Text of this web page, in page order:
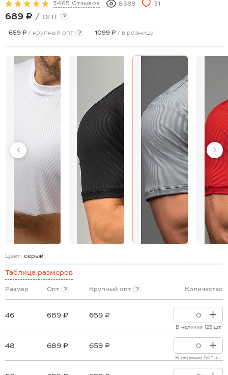
3465 Отзывов 8388 31
689 ₽ / опт ?
659 ₽ / крупный опт ? 1099 ₽ / в розницу
Цвет: серый
Таблица размеров
Размер Опт ? Крупный опт ? Количество
46 689 ₽ 659 ₽
В наличии 123 шт.
48 689 ₽ 659 ₽
В наличии 561 шт.